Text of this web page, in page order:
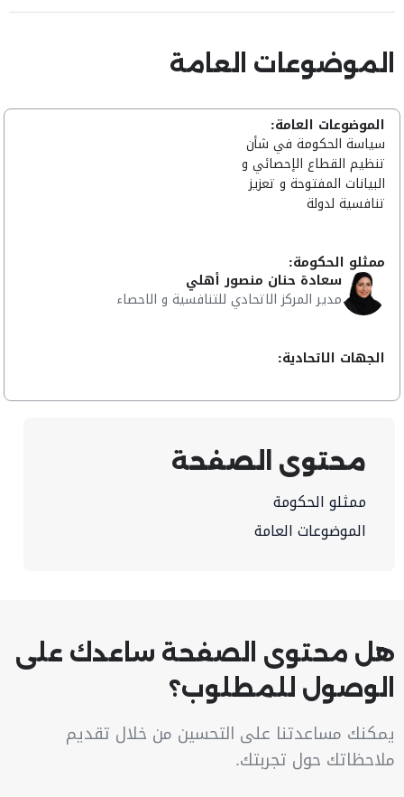
الموضوعات العامة
الموضوعات العامة:
سياسة الحكومة في شأن
تنظيم القطاع الإحصائي و
البيانات المفتوحة و تعزيز
تنافسية لدولة
ممثلو الحكومة:
سعادة حنان منصور أهلي
مدير المركز الاتحادي للتنافسية و الاحصاء
الجهات الاتحادية:
محتوى الصفحة
ممثلو الحكومة
الموضوعات العامة
هل محتوى الصفحة ساعدك على
الوصول للمطلوب؟
يمكنك مساعدتنا على التحسين من خلال تقديم
ملاحظاتك حول تجربتك.